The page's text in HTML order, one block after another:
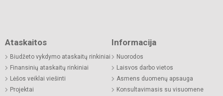
Ataskaitos
Biudžeto vykdymo ataskaitų rinkiniai
Finansinių ataskaitų rinkiniai
Lėšos veiklai viešinti
Projektai
Informacija
Nuorodos
Laisvos darbo vietos
Asmens duomenų apsauga
Konsultavimasis su visuomene